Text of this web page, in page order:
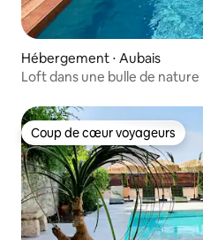
Hébergement ⋅ Aubais
Loft dans une bulle de nature
Coup de cœur voyageurs
Coup de cœur voyageurs